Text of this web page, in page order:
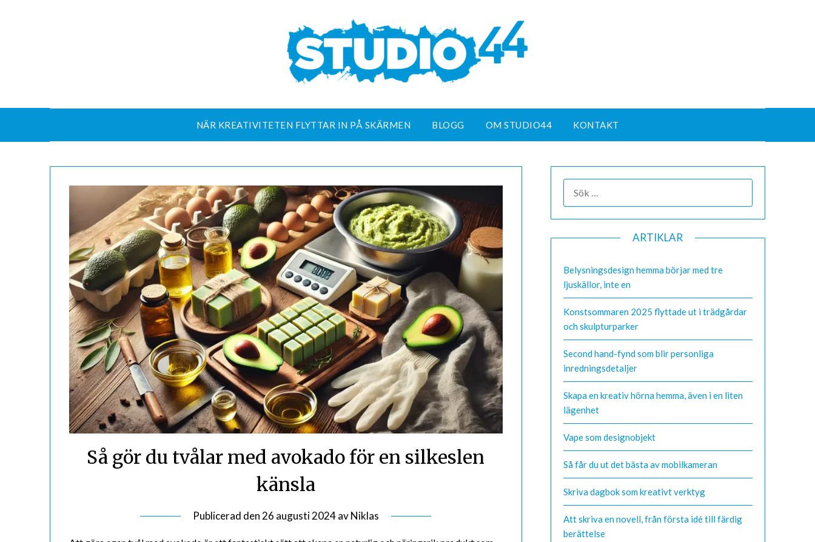
NÄR KREATIVITETEN FLYTTAR IN PÅ SKÄRMEN BLOGG OM STUDIO44 KONTAKT
Så gör du tvålar med avokado för en silkeslen
känsla
Publicerad den 26 augusti 2024avNiklas
ARTIKLAR
Belysningsdesign hemma börjar med tre
ljuskällor, inte en
Konstsommaren 2025 flyttade ut i trädgårdar
och skulpturparker
Second hand-fynd som blir personliga
inredningsdetaljer
Skapa en kreativ hörna hemma, även i en liten
lägenhet
Vape som designobjekt
Så får du ut det bästa av mobilkameran
Skriva dagbok som kreativt verktyg
Att skriva en novell, från första idé till färdig
berättelse